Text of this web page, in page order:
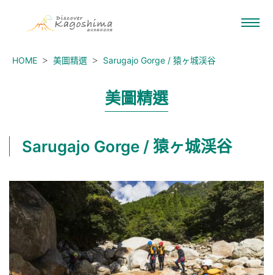
HOME 美圖精選 Sarugajo Gorge / 猿ヶ城渓谷
美圖精選
Sarugajo Gorge / 猿ヶ城渓谷